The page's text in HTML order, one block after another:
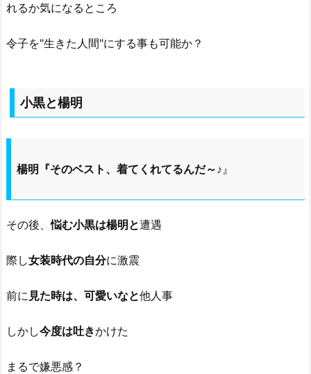
れるか気になるところ
令子を"生きた人間"にする事も可能か？
小黒と楊明
楊明『そのベスト、着てくれてるんだ～♪ 』
その後、悩む小黒は楊明と遭遇
際し女装時代の自分に激震
前に 見た時は、可愛いなと他人事
しかし今度は吐きかけた
まるで嫌悪感？